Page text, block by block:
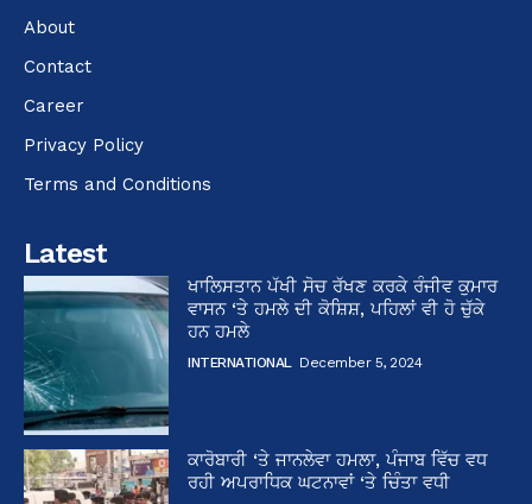
About
Contact
Career
Privacy Policy
Terms and Conditions
Latest
ਖਾਲਿਸਤਾਨ ਪੱਖੀ ਸੋਚ ਰੱਖਣ ਕਰਕੇ ਰੰਜੀਵ ਕੁਮਾਰ
ਵਾਸਨ ‘ਤੇ ਹਮਲੇ ਦੀ ਕੋਸ਼ਿਸ਼, ਪਹਿਲਾਂ ਵੀ ਹੋ ਚੁੱਕੇ
ਹਨ ਹਮਲੇ
INTERNATIONAL December 5, 2024
ਕਾਰੋਬਾਰੀ ‘ਤੇ ਜਾਨਲੇਵਾ ਹਮਲਾ, ਪੰਜਾਬ ਵਿੱਚ ਵਧ
ਰਹੀ ਅਪਰਾਧਿਕ ਘਟਨਾਵਾਂ ‘ਤੇ ਚਿੰਤਾ ਵਧੀ